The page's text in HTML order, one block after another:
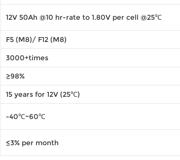
12V 50Ah @10 hr-rate to 1.80V per cell @25℃
F5 (M8)/ F12 (M8)
3000+times
≥98%
15 years for 12V (25℃)
-40℃~60℃
≤3% per month